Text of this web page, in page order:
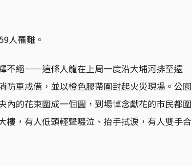
人罹難。
不絕——這條人龍在上周一度沿大埔河排至遠
防車戒備，並以橙色膠帶圍封起火災現場。公園
內的花束圍成一個圓，到場悼念獻花的市民都圍
樓，有人低頭輕聲啜泣、抬手拭淚，有人雙手合